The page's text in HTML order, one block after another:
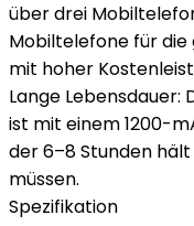
über drei
Mobiltelefone für
mit hoher
Lange
ist mit einem 1200-
der 6–8 Stunden
müssen.
Spezifikation